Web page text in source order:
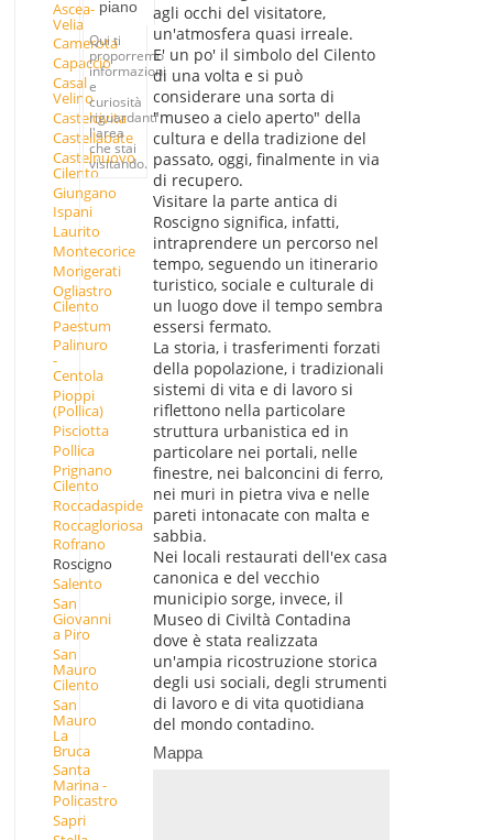
Ascea-
Velia
Camerota
Capaccio
Casal
Velino
Castelcivita
Castellabate
Castelnuovo
Cilento
Giungano
Ispani
Laurito
Montecorice
Morigerati
Ogliastro
Cilento
Paestum
Palinuro
-
Centola
Pioppi
(Pollica)
Pisciotta
Pollica
Prignano
Cilento
Roccadaspide
Roccagloriosa
Rofrano
Roscigno
Salento
San
Giovanni
a Piro
San
Mauro
Cilento
San
Mauro
La
Bruca
Santa
Marina -
Policastro
Sapri
piano
Qui ti
proporremo
informazioni
e
curiosità
riguardanti
l'area
che stai
visitando.
agli occhi del visitatore,
un'atmosfera quasi irreale.
E' un po' il simbolo del Cilento
di una volta e si può
considerare una sorta di
"museo a cielo aperto" della
cultura e della tradizione del
passato, oggi, finalmente in via
di recupero.
Visitare la parte antica di
Roscigno significa, infatti,
intraprendere un percorso nel
tempo, seguendo un itinerario
turistico, sociale e culturale di
un luogo dove il tempo sembra
essersi fermato.
La storia, i trasferimenti forzati
della popolazione, i tradizionali
sistemi di vita e di lavoro si
riflettono nella particolare
struttura urbanistica ed in
particolare nei portali, nelle
finestre, nei balconcini di ferro,
nei muri in pietra viva e nelle
pareti intonacate con malta e
sabbia.
Nei locali restaurati dell'ex casa
canonica e del vecchio
municipio sorge, invece, il
Museo di Civiltà Contadina
dove è stata realizzata
un'ampia ricostruzione storica
degli usi sociali, degli strumenti
di lavoro e di vita quotidiana
del mondo contadino.
Mappa